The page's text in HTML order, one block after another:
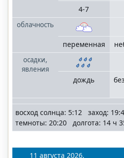
облачность
осадки,
явления
4-7
переменная
дождь
восход солнца: 5:12 заход:
темноты: 20:20 долгота: 14 ч
11 августа 2026,